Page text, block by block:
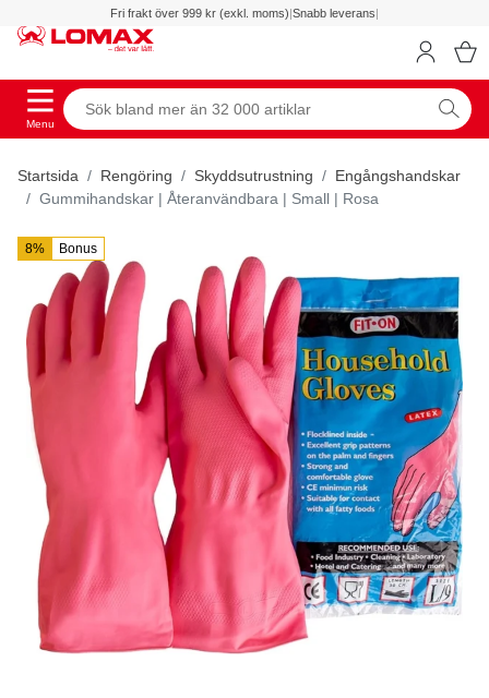
Fri frakt över 999 kr (exkl. moms)|Snabb leverans|
Menu
Startsida Rengöring Skyddsutrustning
Engångshandskar
Gummihandskar | Återanvändbara | Small | Rosa
8% Bonus